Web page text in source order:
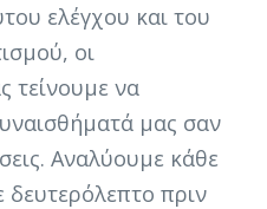
ελέγχου και του
οι
τείνουμε να
μας σαν
Αναλύουμε κάθε
πριν